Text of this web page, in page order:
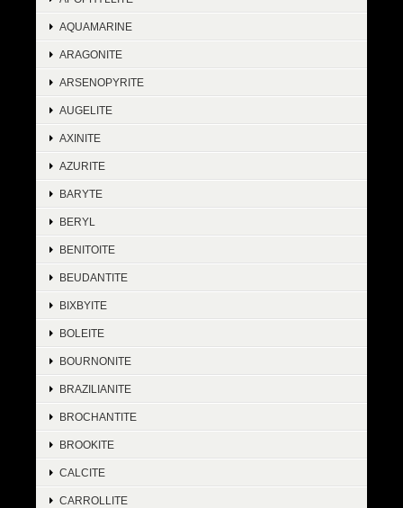
AQUAMARINE
ARAGONITE
ARSENOPYRITE
AUGELITE
AXINITE
AZURITE
BARYTE
BERYL
BENITOITE
BEUDANTITE
BIXBYITE
BOLEITE
BOURNONITE
BRAZILIANITE
BROCHANTITE
BROOKITE
CALCITE
CARROLLITE